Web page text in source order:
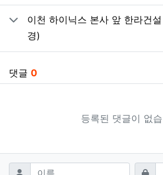
이천 하이닉스 본사 앞 한라건
경)
댓글 0
등록된 댓글이 없
댓글쓰기
이름 필수 비밀번